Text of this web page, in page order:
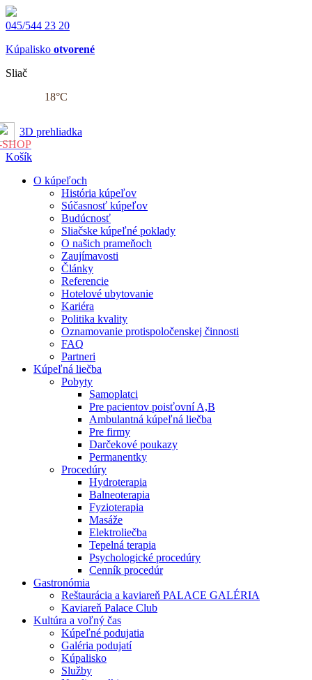
045/544 23 20
Kúpalisko otvorené
Sliač
18°C
3D prehliadka
SHOP
Košík
O kúpeľoch
História kúpeľov
Súčasnosť kúpeľov
Budúcnosť
Sliačske kúpeľné poklady
O našich prameňoch
Zaujímavosti
Články
Referencie
Hotelové ubytovanie
Kariéra
Politika kvality
Oznamovanie protispoločenskej činnosti
FAQ
Partneri
Kúpeľná liečba
Pobyty
Samoplatci
Pre pacientov poisťovní A,B
Ambulantná kúpeľná liečba
Pre firmy
Darčekové poukazy
Permanentky
Procedúry
Hydroterapia
Balneoterapia
Fyzioterapia
Masáže
Elektroliečba
Tepelná terapia
Psychologické procedúry
Cenník procedúr
Gastronómia
Reštaurácia a kaviareň PALACE GALÉRIA
Kaviareň Palace Club
Kultúra a voľný čas
Kúpeľné podujatia
Galéria podujatí
Kúpalisko
Služby